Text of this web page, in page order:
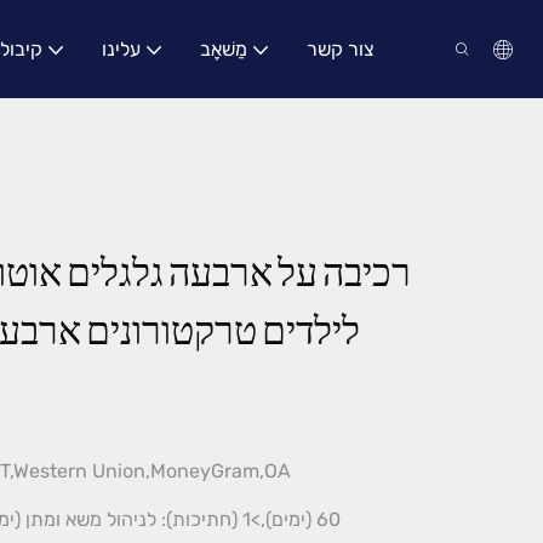
עלינו מַשׁאָב צור קשר
רכיבה על ארבעה גלגלים
לילדים טרקטורונים
Union,MoneyGram,OA
1-1 (חתיכות): 60 (ימים),>1 (חתיכות): לניהול משא ומתן (ימים)